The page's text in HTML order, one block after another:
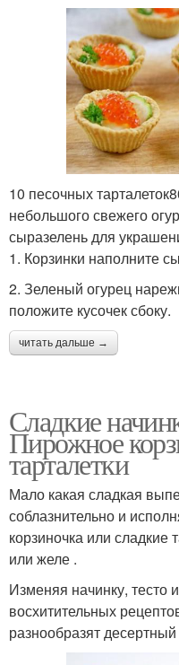
10 песочных
небольшого свежего
сыразелень для
1. Корзинки наполните
2. Зеленый огурец
положите кусочек сбоку.
читать дальше →
Сладкие
Пирожное
тарталетки
Мало какая сладкая
соблазнительно и
корзиночка или сладкие
или желе .
Изменяя начинку, тесто
восхитительных
разнообразят десертный